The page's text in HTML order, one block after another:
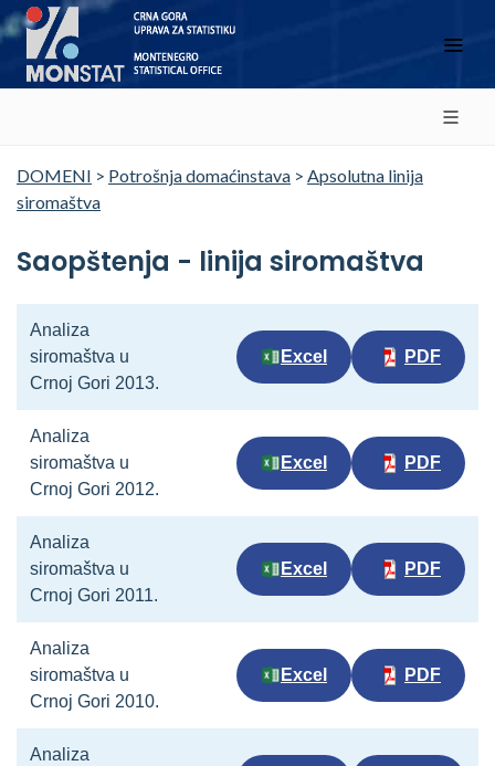
DOMENI > Potrošnja domaćinstava > Apsolutna linija
siromaštva
Saopštenja - linija siromaštva
Analiza
siromaštva u
Crnoj Gori 2013.
Excel PDF
Analiza
siromaštva u
Crnoj Gori 2012.
Excel PDF
Analiza
siromaštva u
Crnoj Gori 2011.
Excel PDF
Analiza
siromaštva u
Crnoj Gori 2010.
Excel PDF
Analiza